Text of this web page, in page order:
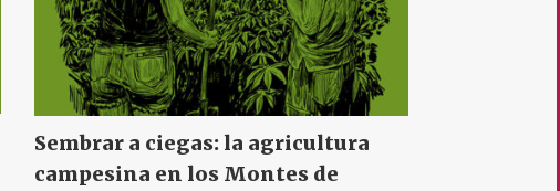
Sembrar a ciegas: la agricultura
campesina en los Montes de